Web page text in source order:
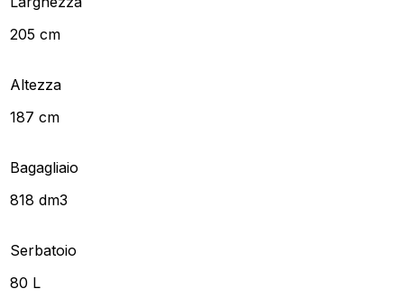
205 cm
Altezza
187 cm
Bagagliaio
818 dm3
Serbatoio
80 L